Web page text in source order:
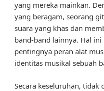
yang mereka mainkan.
yang beragam, seorang
suara yang khas dan
band-band lainnya. Hal
pentingnya peran alat
identitas musikal sebuah
Secara keseluruhan,